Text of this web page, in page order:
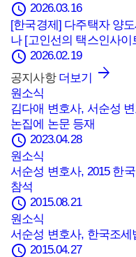
schedule 2026.03.16
[한국경제] 다주택자 양
나 [고인선의 택스인사이
schedule 2026.02.19
공지사항 더보기
원소식
김다애 변호사, 서순성
논집에 논문 등재
schedule 2023.04.28
원소식
서순성 변호사, 2015 한
참석
schedule 2015.08.21
원소식
서순성 변호사, 한국조
schedule 2015.04.27